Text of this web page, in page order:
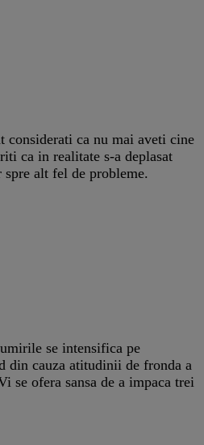
considerati ca nu mai aveti cine
ca in realitate s-a deplasat
alt fel de probleme.
se intensifica pe
din cauza atitudinii de fronda a
se ofera sansa de a impaca trei